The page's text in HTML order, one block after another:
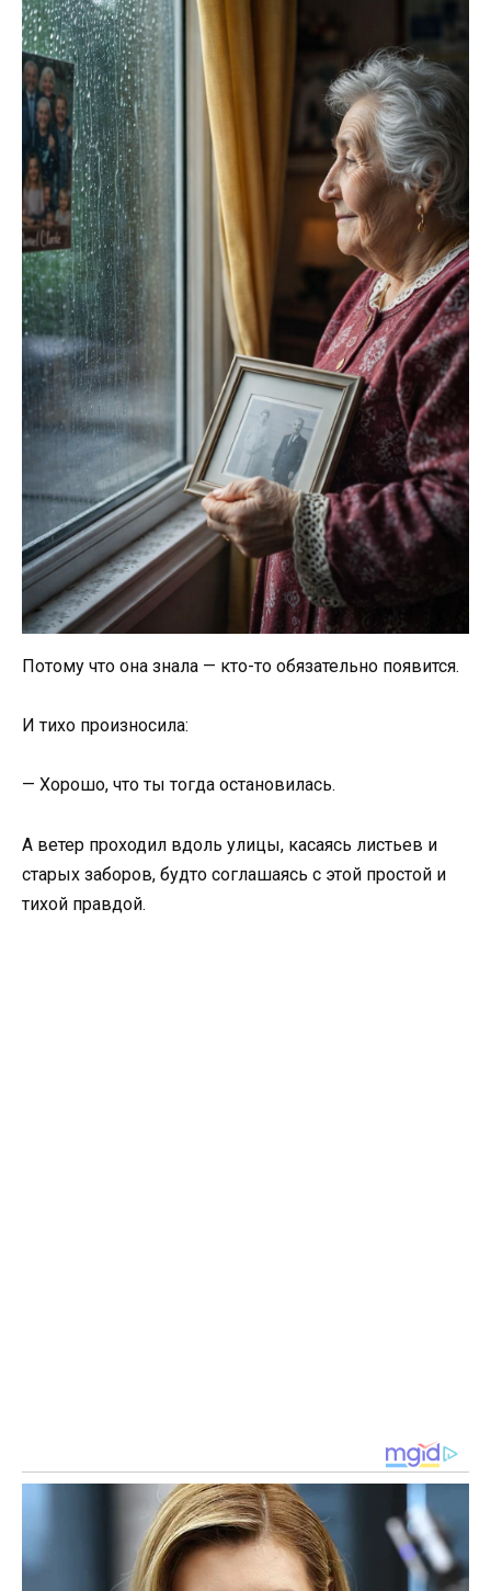
Потому что она знала — кто-то обязательно появится.
И тихо произносила:
— Хорошо, что ты тогда остановилась.
А ветер проходил вдоль улицы, касаясь листьев и
старых заборов, будто соглашаясь с этой простой и
тихой правдой.